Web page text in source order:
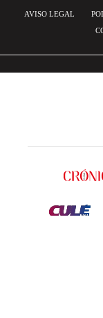
AVISO LEGAL